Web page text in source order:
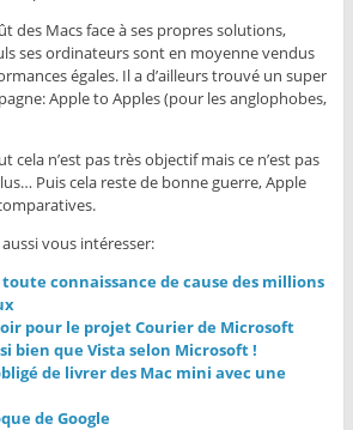
des Macs face à ses propres solutions,
ses ordinateurs sont en moyenne vendus
égales. Il a d’ailleurs trouvé un super
Apple to Apples (pour les anglophobes,
cela n’est pas très objectif mais ce n’est pas
Puis cela reste de bonne guerre, Apple
vous intéresser:
connaissance de cause des millions
pour le projet Courier de Microsoft
bien que Vista selon Microsoft !
de livrer des Mac mini avec une
de Google